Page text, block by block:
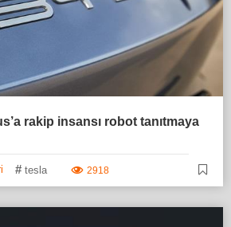
rakip insansı robot tanıtmaya
# tesla 2918